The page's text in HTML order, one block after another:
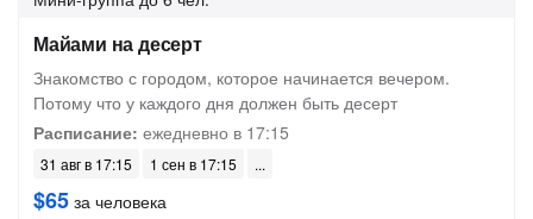
Майами на десерт
Знакомство с городом, которое начинается вечером.
Потому что у каждого дня должен быть десерт
Расписание: ежедневно в 17:15
31 авг в 17:15 1 сен в 17:15
$65 за человека